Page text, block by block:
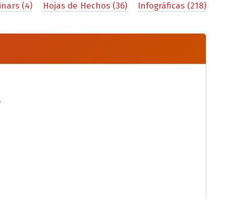
(4) Hojas de Hechos (36) Infográficas (218)